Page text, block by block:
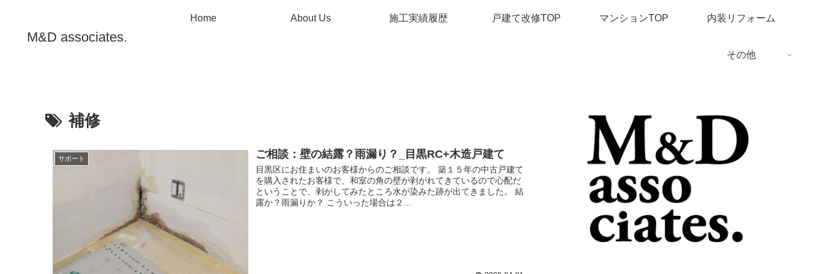
M&D associates.
Home About Us 施工実績履歴 戸建て改修TOP マンションTOP 内装リフォーム
その他
補修
サポート ご相談：壁の結露？雨漏り？_目黒RC+木造戸建て
目黒区にお住まいのお客様からのご相談です。 築１５年の中古戸建て
を購入されたお客様で、和室の角の壁が剥がれてきているので心配だ
ということで、剥がしてみたところ水が染みた跡が出てきました。 結
露か？雨漏りか？ こういった場合は２...